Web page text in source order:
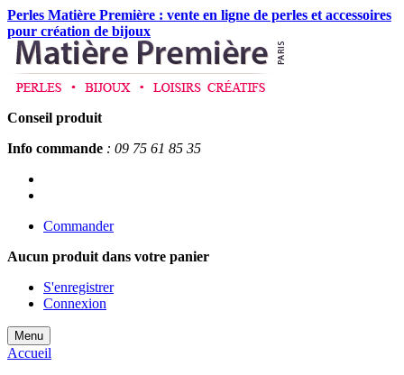
Perles Matière Première : vente en ligne de perles et accessoires
pour création de bijoux
Conseil produit
Info commande : 09 75 61 85 35
Commander
Aucun produit dans votre panier
S'enregistrer
Connexion
Menu
Accueil